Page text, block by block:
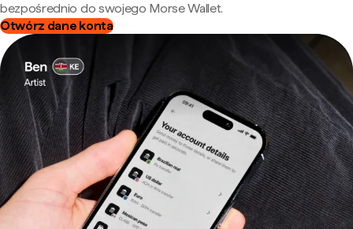
bezpośrednio do swojego Morse Wallet.
Otwórz dane konta